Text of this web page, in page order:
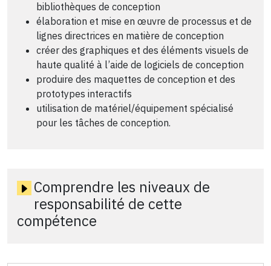
bibliothèques de conception
élaboration et mise en œuvre de processus et de
lignes directrices en matière de conception
créer des graphiques et des éléments visuels de
haute qualité à l’aide de logiciels de conception
produire des maquettes de conception et des
prototypes interactifs
utilisation de matériel/équipement spécialisé
pour les tâches de conception.
Comprendre les niveaux de
responsabilité de cette
compétence